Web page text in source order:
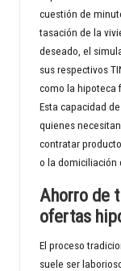
cuestión de
tasación de la
deseado, el
sus respectivos
como la hipoteca
Esta capacidad
quienes
contratar
o la domiciliación
Ahorro de
ofertas
El proceso
suele ser